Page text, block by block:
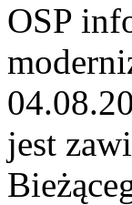
OSP
jest